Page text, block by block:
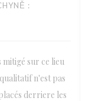
:
mitigé sur ce lieu
n'est pas
derriere les